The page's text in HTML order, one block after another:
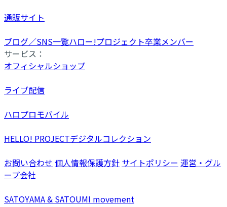
通販サイト
ブログ／SNS一覧ハロー!プロジェクト卒業メンバー
サービス：
オフィシャルショップ
ライブ配信
ハロプロモバイル
HELLO! PROJECTデジタルコレクション
お問い合わせ 個人情報保護方針 サイトポリシー 運営・グル
ープ会社
SATOYAMA & SATOUMI movement